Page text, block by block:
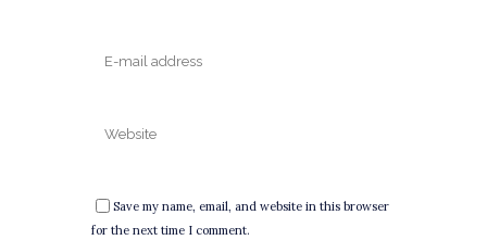
Save my name, email, and website in this browser
for the next time I comment.